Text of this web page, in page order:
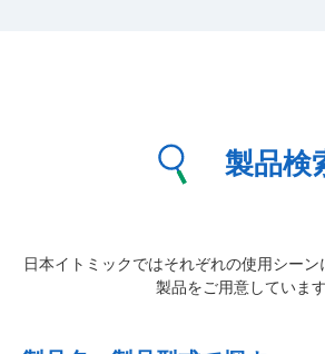
製品検
日本イトミックではそれぞれの使用シー
製品をご用意しています